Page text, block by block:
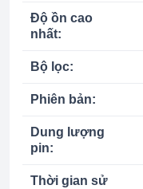
Độ ồn cao
nhất:
Bộ lọc:
Phiên bản:
Dung lượng
pin:
Thời gian sử